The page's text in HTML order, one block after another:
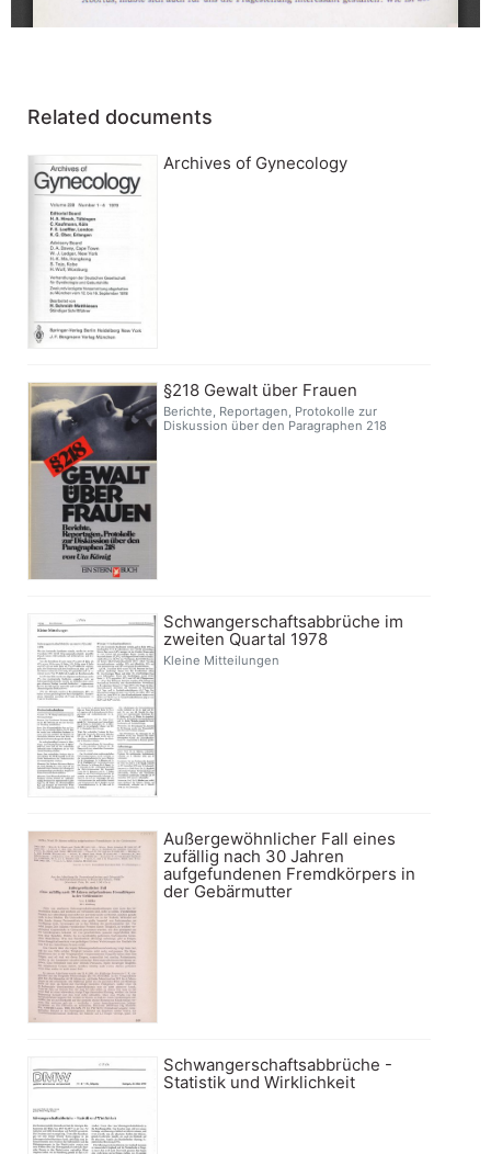
Related documents
Archives of Gynecology
§218 Gewalt über Frauen
Berichte, Reportagen, Protokolle zur
Diskussion über den Paragraphen 218
Schwangerschaftsabbrüche im
zweiten Quartal 1978
Kleine Mitteilungen
Außergewöhnlicher Fall eines
zufällig nach 30 Jahren
aufgefundenen Fremdkörpers in
der Gebärmutter
Schwangerschaftsabbrüche -
Statistik und Wirklichkeit